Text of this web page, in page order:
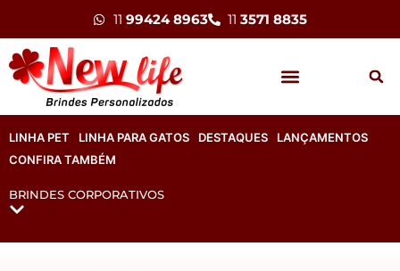
11 99424 8963 11 3571 8835
LINHA PET LINHA PARA GATOS DESTAQUES
LANÇAMENTOS
CONFIRA TAMBÉM
BRINDES CORPORATIVOS